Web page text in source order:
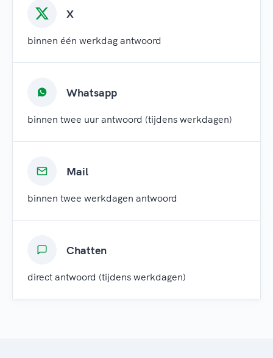
X
binnen één werkdag antwoord
Whatsapp
binnen twee uur antwoord (tijdens werkdagen)
Mail
binnen twee werkdagen antwoord
Chatten
direct antwoord (tijdens werkdagen)